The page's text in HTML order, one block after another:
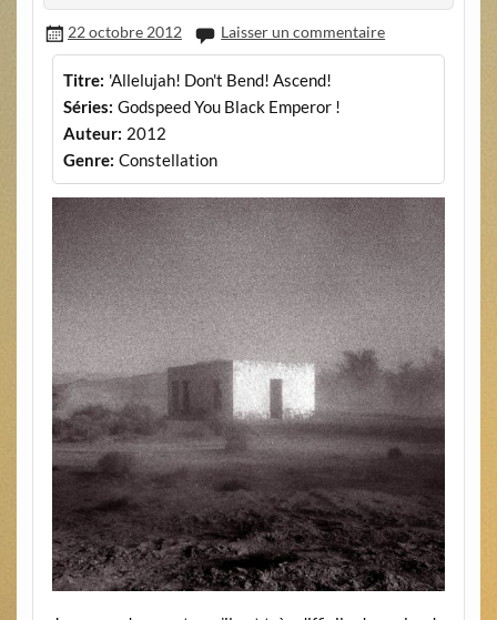
22 octobre 2012 Laisser un commentaire
Titre: 'Allelujah! Don't Bend! Ascend!
Séries: Godspeed You Black Emperor !
Auteur: 2012
Genre: Constellation